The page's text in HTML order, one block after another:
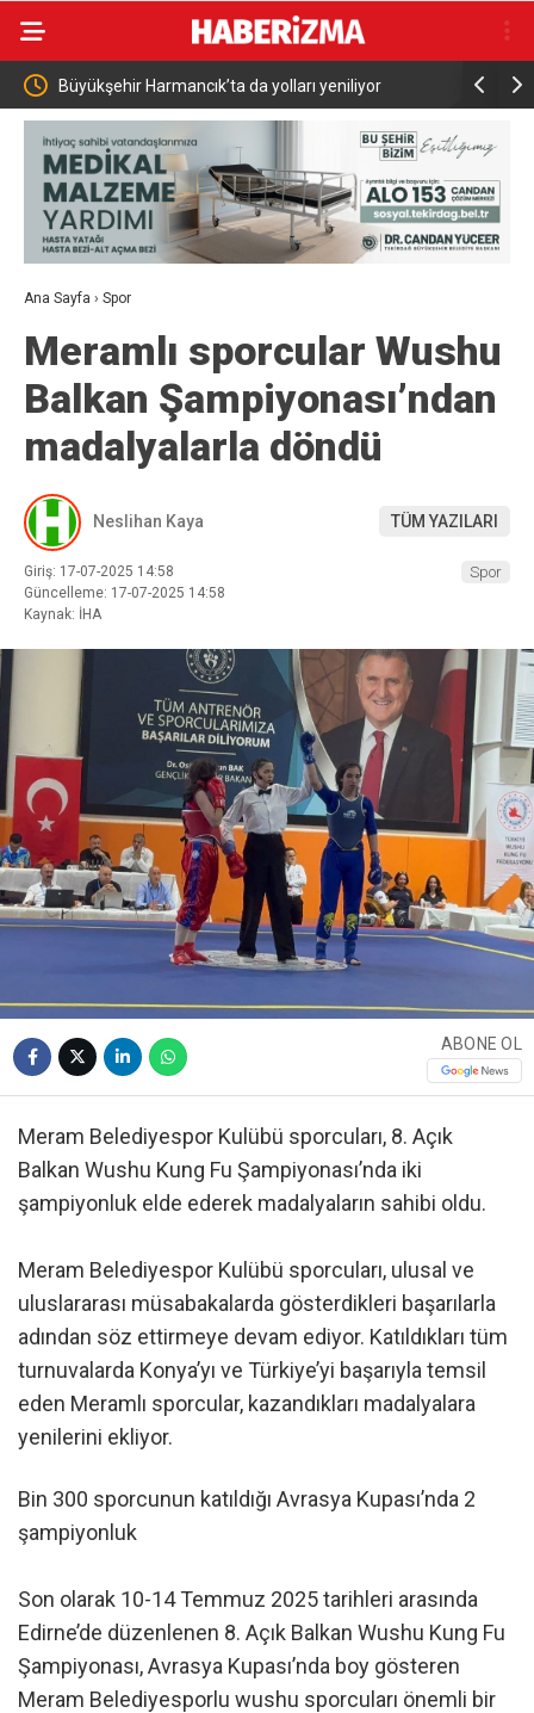
yolları yeniliyor Sağlık Bakanı Memişoğlu Batman Sağlık
Yatırımlarını İnceledi
Ana Sayfa › Spor
Meramlı sporcular Wushu
Balkan Şampiyonası’ndan
madalyalarla döndü
Neslihan Kaya TÜM YAZILARI
Giriş: 17-07-2025 14:58
Güncelleme: 17-07-2025 14:58
Kaynak: İHA
Spor
ABONE OL
Meram Belediyespor Kulübü sporcuları, 8. Açık
Balkan Wushu Kung Fu Şampiyonası’nda iki
şampiyonluk elde ederek madalyaların sahibi oldu.
Meram Belediyespor Kulübü sporcuları, ulusal ve
uluslararası müsabakalarda gösterdikleri başarılarla
adından söz ettirmeye devam ediyor. Katıldıkları tüm
turnuvalarda Konya’yı ve Türkiye’yi başarıyla temsil
eden Meramlı sporcular, kazandıkları madalyalara
yenilerini ekliyor.
Bin 300 sporcunun katıldığı Avrasya Kupası’nda 2
şampiyonluk
Son olarak 10-14 Temmuz 2025 tarihleri arasında
Edirne’de düzenlenen 8. Açık Balkan Wushu Kung Fu
Şampiyonası, Avrasya Kupası’nda boy gösteren
Meram Belediyesporlu wushu sporcuları önemli bir